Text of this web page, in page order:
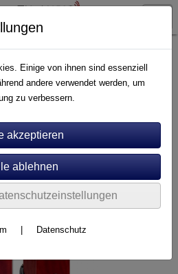
Einige von ihnen sind essenziell
andere verwendet werden, um
zu verbessern.
Datenschutz